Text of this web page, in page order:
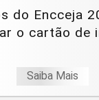
do Encceja
o cartão de
Saiba Mais